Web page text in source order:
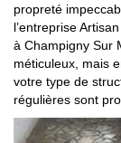
propreté
l’entreprise
à Champigny Sur
méticuleux, mais
votre type de
régulières sont